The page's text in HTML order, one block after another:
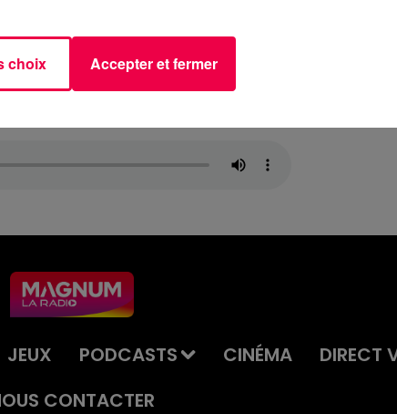
JEUX PODCASTS CINÉMA DIRECT
CONTACTER
choix Accepter et fermer